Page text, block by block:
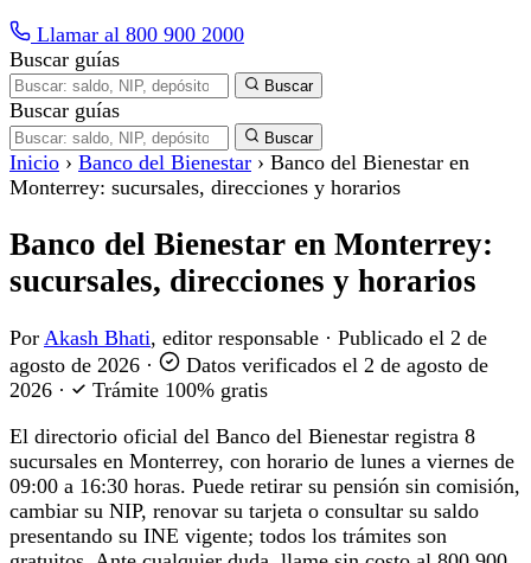
Llamar al 800 900 2000
Buscar guías
Buscar
Buscar guías
Buscar
Inicio › Banco del Bienestar › Banco del Bienestar en
Monterrey: sucursales, direcciones y horarios
Banco del Bienestar en Monterrey:
sucursales, direcciones y horarios
Por Akash Bhati, editor responsable · Publicado el 2 de
agosto de 2026 · Datos verificados el 2 de agosto de
2026 ·
Trámite 100% gratis
El directorio oficial del Banco del Bienestar registra 8
sucursales en Monterrey, con horario de lunes a viernes de
09:00 a 16:30 horas. Puede retirar su pensión sin comisión,
cambiar su NIP, renovar su tarjeta o consultar su saldo
presentando su INE vigente; todos los trámites son